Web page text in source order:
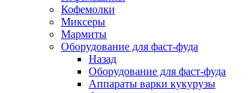
Кофемолки
Миксеры
Мармиты
Оборудование для фаст-фуда
Назад
Оборудование для фаст-фуда
Аппараты варки кукурузы